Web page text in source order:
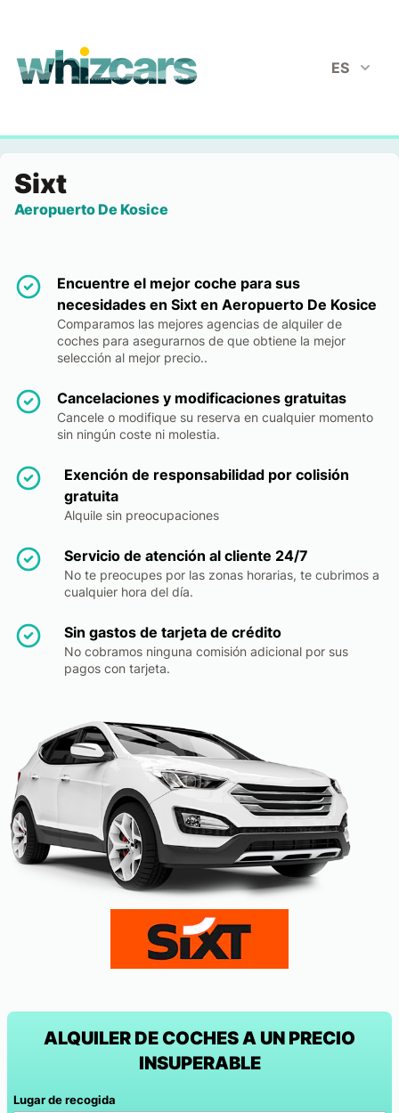
whizcars.com
ES
Sixt
Aeropuerto De Kosice
Encuentre el mejor coche para sus
necesidades en Sixt en Aeropuerto De Kosice
Comparamos las mejores agencias de alquiler de
coches para asegurarnos de que obtiene la mejor
selección al mejor precio..
Cancelaciones y modificaciones gratuitas
Cancele o modifique su reserva en cualquier momento
sin ningún coste ni molestia.
Exención de responsabilidad por colisión
gratuita
Alquile sin preocupaciones
Servicio de atención al cliente 24/7
No te preocupes por las zonas horarias, te cubrimos a
cualquier hora del día.
Sin gastos de tarjeta de crédito
No cobramos ninguna comisión adicional por sus
pagos con tarjeta.
ALQUILER DE COCHES A UN PRECIO
INSUPERABLE
Lugar de recogida